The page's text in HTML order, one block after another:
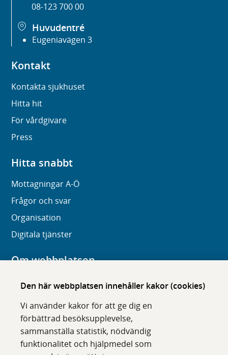
Den här webbplatsen innehåller kakor (cookies)
Vi använder kakor för att ge dig en
förbättrad besöksupplevelse,
sammanställa statistik, nödvändig
funktionalitet och hjälpmedel som
08-123 700 00
Huvudentré
Eugeniavägen 3
Kontakt
Kontakta sjukhuset
Hitta hit
För vårdgivare
Press
Hitta snabbt
Mottagningar A-Ö
Frågor och svar
Organisation
Digitala tjänster
Om webbplatsen
Om karolinska.se
Tillgänglighet
Om cookies